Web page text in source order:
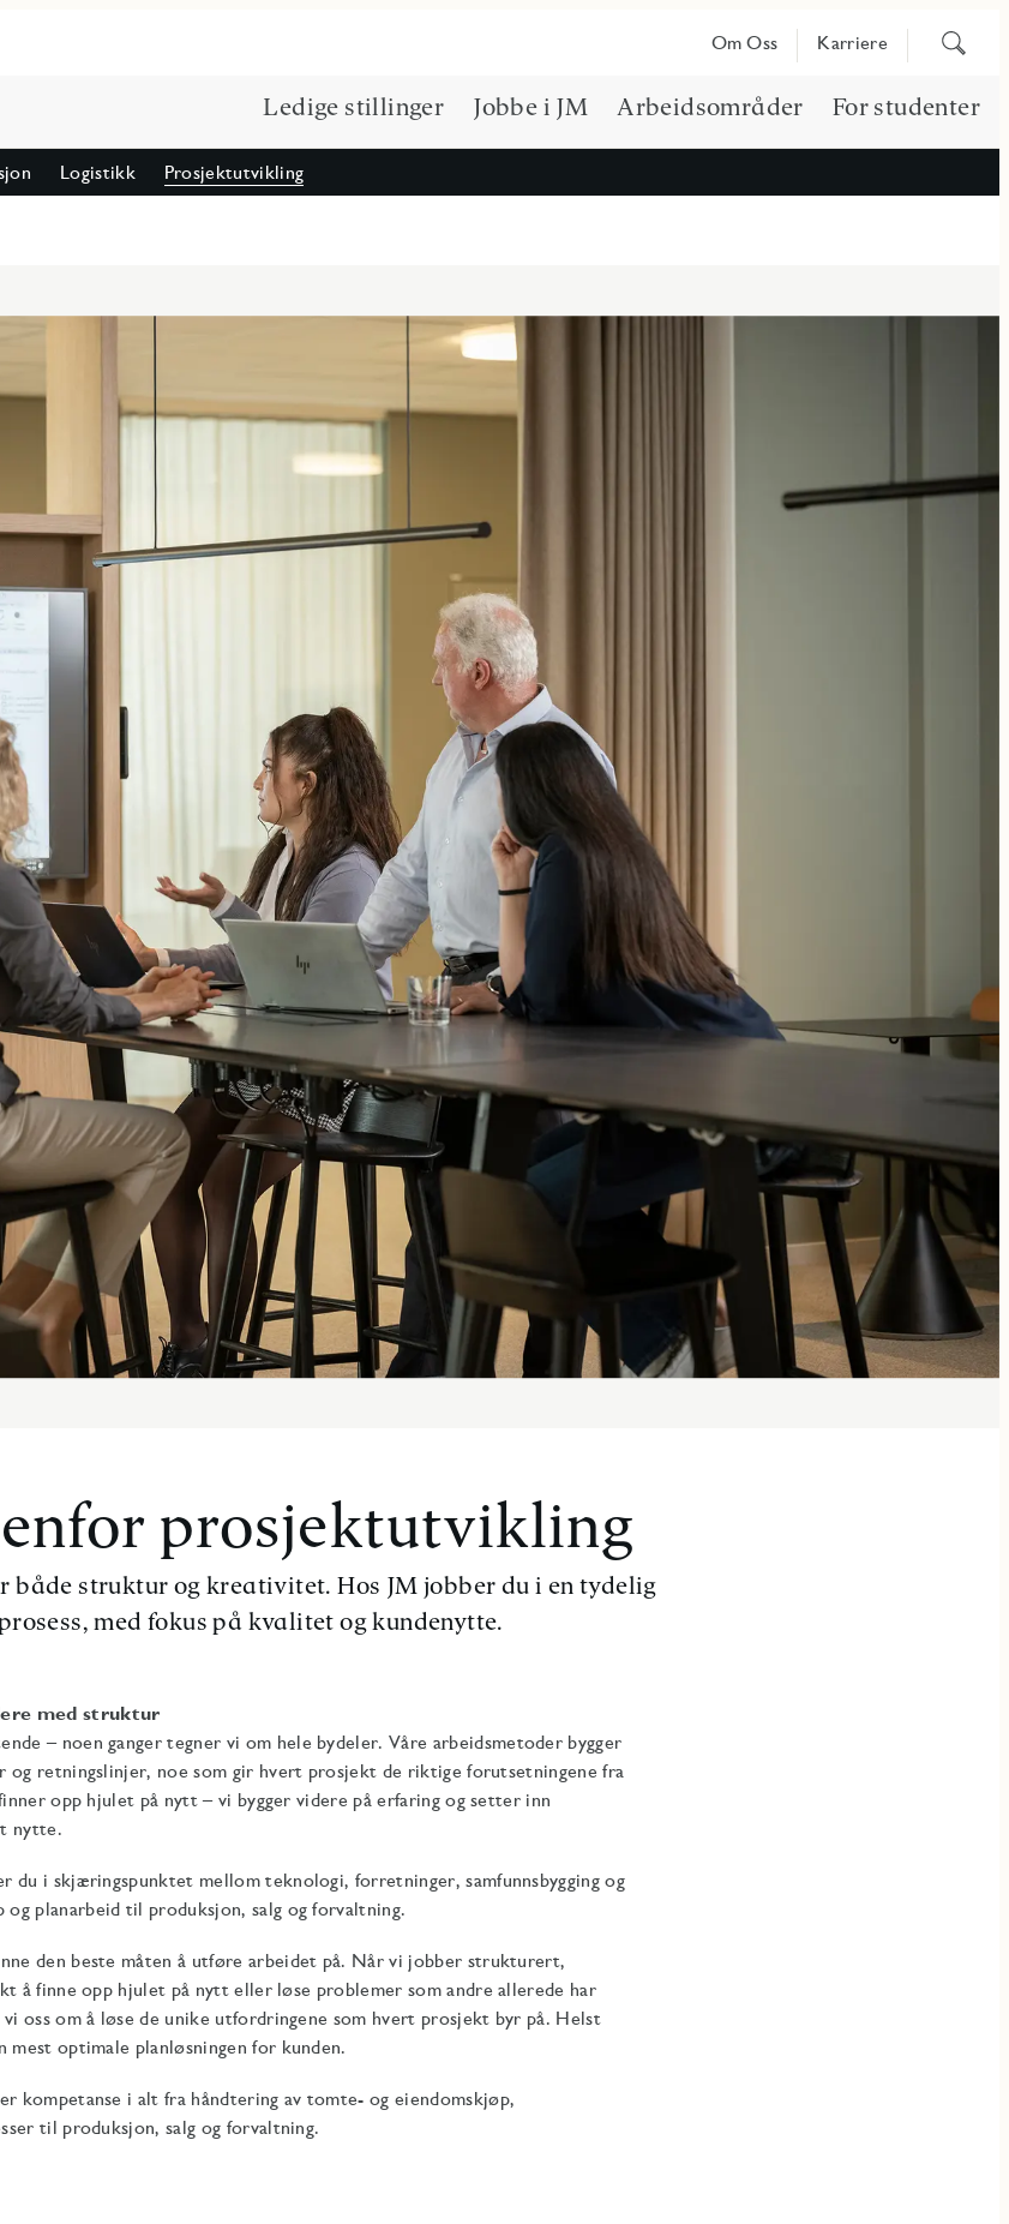
Om Oss Karriere
Søk
Ledige stillinger Jobbe i JM Arbeidsområder For studenter
Logistikk Prosjektutvikling
prosjektutvikling
både struktur og kreativitet. Hos JM jobber du i en tydelig
med fokus på kvalitet og kundenytte.
med struktur
– noen ganger tegner vi om hele bydeler. Våre arbeidsmetoder bygger
og retningslinjer, noe som gir hvert prosjekt de riktige forutsetningene fra
opp hjulet på nytt – vi bygger videre på erfaring og setter inn
nytte.
du i skjæringspunktet mellom teknologi, forretninger, samfunnsbygging og
planarbeid til produksjon, salg og forvaltning.
den beste måten å utføre arbeidet på. Når vi jobber strukturert,
å finne opp hjulet på nytt eller løse problemer som andre allerede har
oss om å løse de unike utfordringene som hvert prosjekt byr på. Helst
mest optimale planløsningen for kunden.
kompetanse i alt fra håndtering av tomte- og eiendomskjøp,
til produksjon, salg og forvaltning.